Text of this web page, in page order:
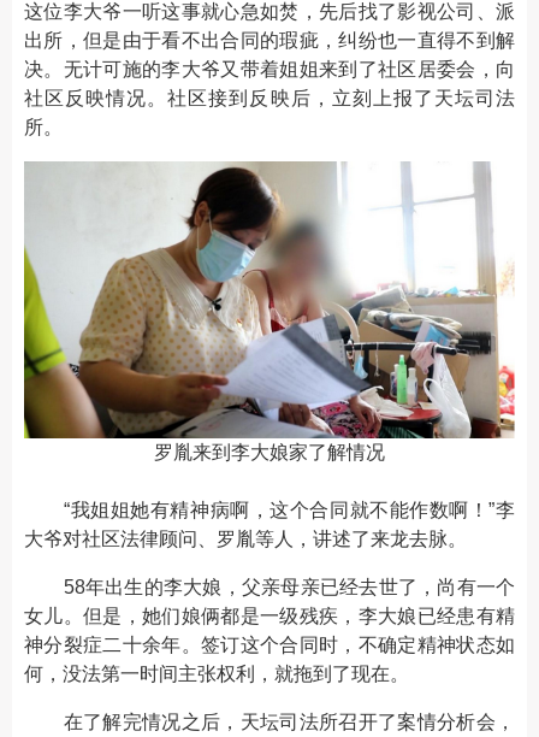
这位李大爷一听这事就心急如焚，先后找了影视公司、派
出所，但是由于看不出合同的瑕疵，纠纷也一直得不到解
决。无计可施的李大爷又带着姐姐来到了社区居委会，向
社区反映情况。社区接到反映后，立刻上报了天坛司法
所。
罗胤来到李大娘家了解情况
“我姐姐她有精神病啊，这个合同就不能作数啊！”李
大爷对社区法律顾问、罗胤等人，讲述了来龙去脉。
58年出生的李大娘，父亲母亲已经去世了，尚有一个
女儿。但是，她们娘俩都是一级残疾，李大娘已经患有精
神分裂症二十余年。签订这个合同时，不确定精神状态如
何，没法第一时间主张权利，就拖到了现在。
在了解完情况之后，天坛司法所召开了案情分析会，